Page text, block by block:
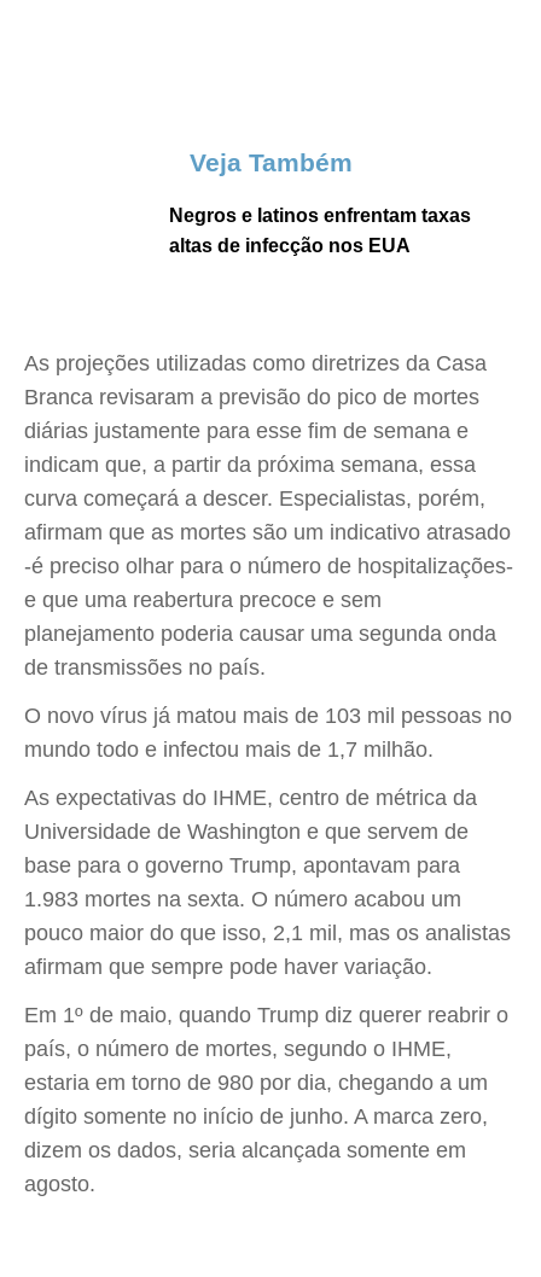
Veja Também
Negros e latinos enfrentam taxas
altas de infecção nos EUA
As projeções utilizadas como diretrizes da Casa
Branca revisaram a previsão do pico de mortes
diárias justamente para esse fim de semana e
indicam que, a partir da próxima semana, essa
curva começará a descer. Especialistas, porém,
afirmam que as mortes são um indicativo atrasado
-é preciso olhar para o número de hospitalizações-
e que uma reabertura precoce e sem
planejamento poderia causar uma segunda onda
de transmissões no país.
O novo vírus já matou mais de 103 mil pessoas no
mundo todo e infectou mais de 1,7 milhão.
As expectativas do IHME, centro de métrica da
Universidade de Washington e que servem de
base para o governo Trump, apontavam para
1.983 mortes na sexta. O número acabou um
pouco maior do que isso, 2,1 mil, mas os analistas
afirmam que sempre pode haver variação.
Em 1º de maio, quando Trump diz querer reabrir o
país, o número de mortes, segundo o IHME,
estaria em torno de 980 por dia, chegando a um
dígito somente no início de junho. A marca zero,
dizem os dados, seria alcançada somente em
agosto.